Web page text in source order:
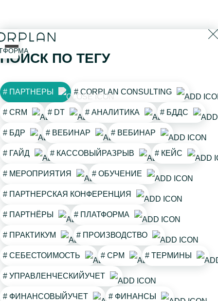
открыть
меню
ПОИСК ПО ТЕГУ
# CORPLAN CONSULTING
# CRM # DT # АНАЛИТИКА # БДДС
# БДР # ВЕБИНАР # ВЕБИНАР
# ГАЙД # КАССОВЫЙРАЗРЫВ # КЕЙС
# МЕРОПРИЯТИЯ # ОБУЧЕНИЕ
# ПАРТНЕРСКАЯ КОНФЕРЕНЦИЯ
# ПАРТНЁРЫ
# ПАРТНЕРЫ
# ПЛАТФОРМА
# ПРАКТИКУМ # ПРОИЗВОДСТВО
# СЕБЕСТОИМОСТЬ # СРМ # ТЕРМИНЫ
# УПРАВЛЕНЧЕСКИЙУЧЕТ
# ФИНАНСОВЫЙУЧЕТ # ФИНАНСЫ